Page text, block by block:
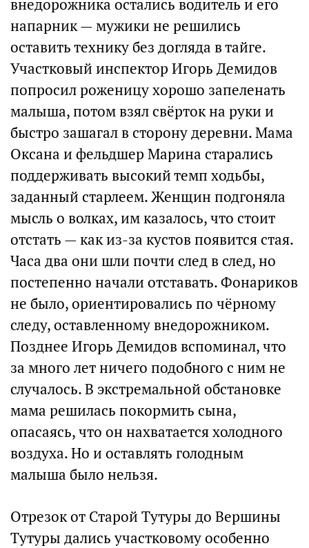
внедорожника остались водитель и его
напарник — мужики не решились
оставить технику без догляда в тайге.
Участковый инспектор Игорь Демидов
попросил роженицу хорошо запеленать
малыша, потом взял свёрток на руки и
быстро зашагал в сторону деревни. Мама
Оксана и фельдшер Марина старались
поддерживать высокий темп ходьбы,
заданный старлеем. Женщин подгоняла
мысль о волках, им казалось, что стоит
отстать — как из-за кустов появится стая.
Часа два они шли почти след в след, но
постепенно начали отставать. Фонариков
не было, ориентировались по чёрному
следу, оставленному внедорожником.
Позднее Игорь Демидов вспоминал, что
за много лет ничего подобного с ним не
случалось. В экстремальной обстановке
мама решилась покормить сына,
опасаясь, что он нахватается холодного
воздуха. Но и оставлять голодным
малыша было нельзя.
Отрезок от Старой Тутуры до Вершины
Тутуры дались участковому особенно